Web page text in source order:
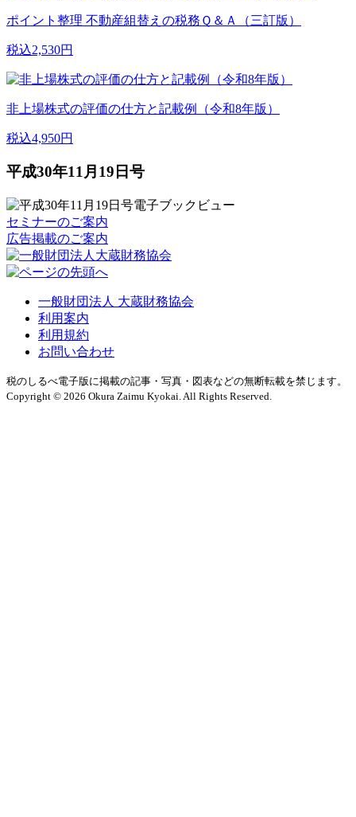
ポイント整理 不動産組替えの税務Ｑ＆Ａ（三訂版）
税込2,530円
非上場株式の評価の仕方と記載例（令和8年版）
税込4,950円
平成30年11月19日号
セミナーのご案内
広告掲載のご案内
一般財団法人 大蔵財務協会
利用案内
利用規約
お問い合わせ
税のしるべ電子版に掲載の記事・写真・図表などの無断転載を禁じます。
Copyright © 2026 Okura Zaimu Kyokai. All Rights Reserved.